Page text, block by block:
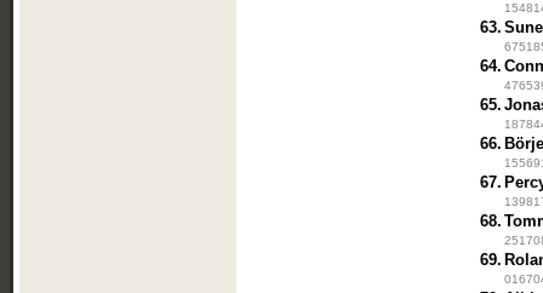
63.
64.
65.
66.
67.
68.
69.